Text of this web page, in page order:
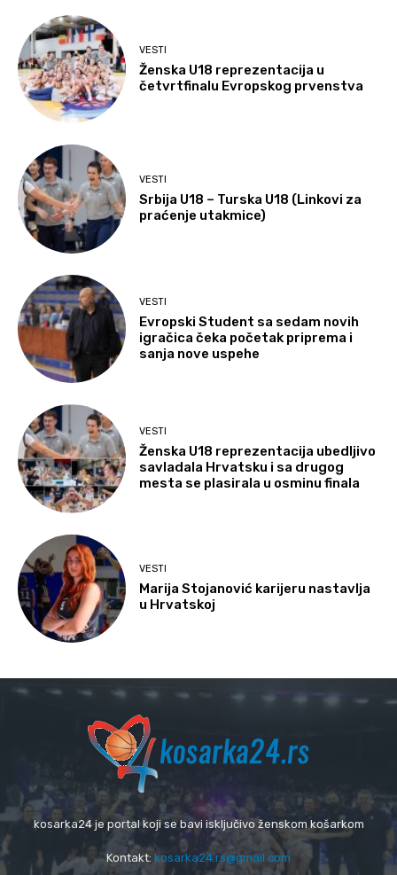
VESTI
Ženska U18 reprezentacija u
četvrtfinalu Evropskog prvenstva
VESTI
Srbija U18 – Turska U18 (Linkovi za
praćenje utakmice)
VESTI
Evropski Student sa sedam novih
igračica čeka početak priprema i
sanja nove uspehe
VESTI
Ženska U18 reprezentacija ubedljivo
savladala Hrvatsku i sa drugog
mesta se plasirala u osminu finala
VESTI
Marija Stojanović karijeru nastavlja
u Hrvatskoj
kosarka24 je portal koji se bavi isključivo ženskom košarkom
Kontakt: kosarka24.rs@gmail.com